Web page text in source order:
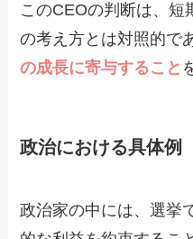
このCEOの判断は、短
の考え方とは対照的で
の成長に寄与すること
政治における具体例
政治家の中には、選挙